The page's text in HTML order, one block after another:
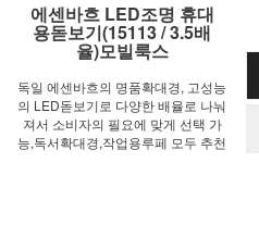
에센바흐 LED조명 휴대
용돋보기(15113 / 3.5배
율)모빌룩스
독일 에센바흐의 명품확대경, 고성능
의 LED돋보기로 다양한 배율로 나눠
져서 소비자의 필요에 맞게 선택 가
능,독서확대경,작업용루페 모두 추천